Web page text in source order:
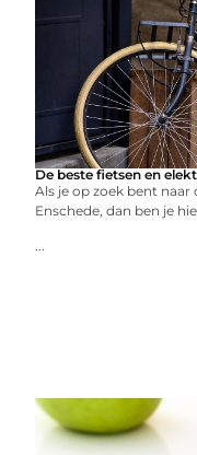
De beste fietsen en
Als je op zoek bent
Enschede, dan ben je
...